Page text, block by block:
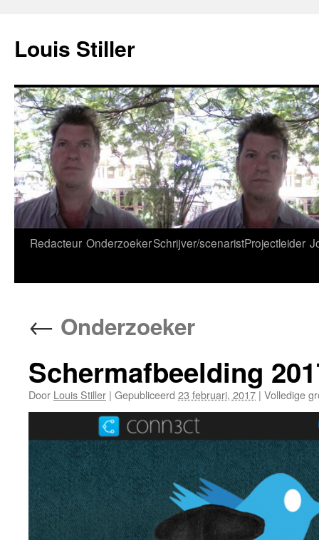
inhoud
Louis Stiller
Redacteur OnderzoekerSchrijver/scenaristProjectleider
← Onderzoeker
Schermafbeelding
Door Louis Stiller | Gepubliceerd 23 februari, 2017 | Volledige